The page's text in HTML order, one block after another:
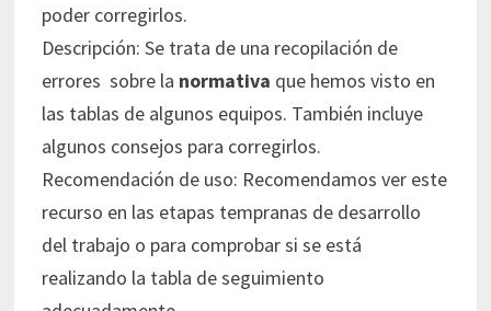
poder corregirlos.
Descripción: Se trata de una recopilación de
errores sobre la normativa que hemos visto en
las tablas de algunos equipos. También incluye
algunos consejos para corregirlos.
Recomendación de uso: Recomendamos ver este
recurso en las etapas tempranas de desarrollo
del trabajo o para comprobar si se está
realizando la tabla de seguimiento